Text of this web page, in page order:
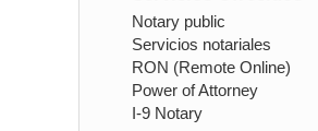
Notary public
Servicios notariales
RON (Remote Online)
Power of Attorney
I-9 Notary